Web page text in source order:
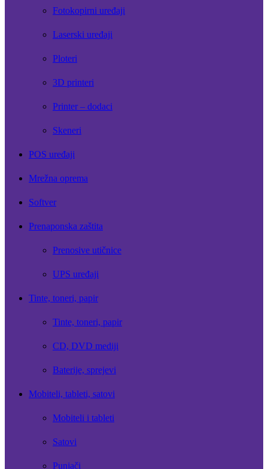
Fotokopirni uređaji
Laserski uređaji
Ploteri
3D printeri
Printer – dodaci
Skeneri
POS uređaji
Mrežna oprema
Softver
Prenaponska zaštita
Prenosive utičnice
UPS uređaji
Tinte, toneri, papir
Tinte, toneri, papir
CD, DVD mediji
Baterije, sprejevi
Mobiteli, tableti, satovi
Mobiteli i tableti
Satovi
Punjači